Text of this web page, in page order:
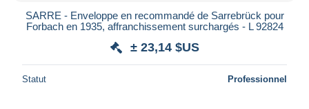
SARRE - Enveloppe en recommandé de Sarrebrück pour
Forbach en 1935, affranchissement surchargés - L 92824
± 23,14 $US
Statut Professionnel